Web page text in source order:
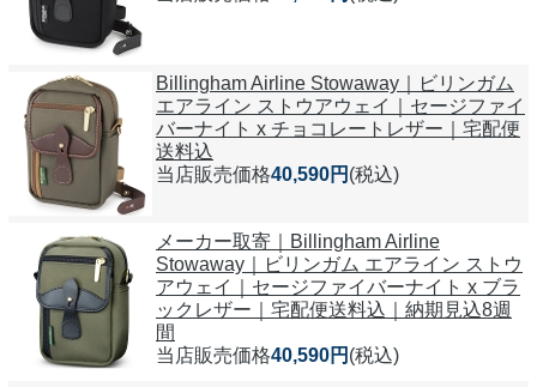
Billingham Airline Stowaway｜ビリンガム
エアライン ストウアウェイ｜セージファイ
バーナイト x チョコレートレザー｜宅配便
送料込
当店販売価格40,590円 (税込)
メーカー取寄｜Billingham Airline
Stowaway｜ビリンガム エアライン ストウ
アウェイ｜セージファイバーナイト x ブラ
ックレザー｜宅配便送料込｜納期見込8週
間
当店販売価格40,590円 (税込)